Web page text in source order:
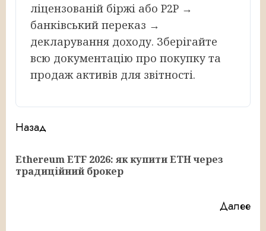
ліцензованій біржі або P2P →
банківський переказ →
декларування доходу. Зберігайте
всю документацію про покупку та
продаж активів для звітності.
Продолжить
чтение
Назад
Ethereum ETF 2026: як купити ETH через
традиційний брокер
Далее